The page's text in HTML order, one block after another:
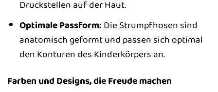
Druckstellen auf der Haut.
Optimale Passform: Die Strumpfhosen sind
anatomisch geformt und passen sich optimal
den Konturen des Kinderkörpers an.
Farben und Designs, die Freude machen